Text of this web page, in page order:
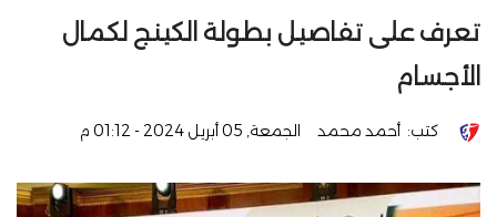
تعرف على تفاصيل بطولة الكينج لكمال
الأجسام
كتب: أحمد محمد الجمعة, 05 أبريل 2024 - 01:12 م